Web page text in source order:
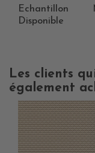
Echantillon
Disponible
Les clients
également